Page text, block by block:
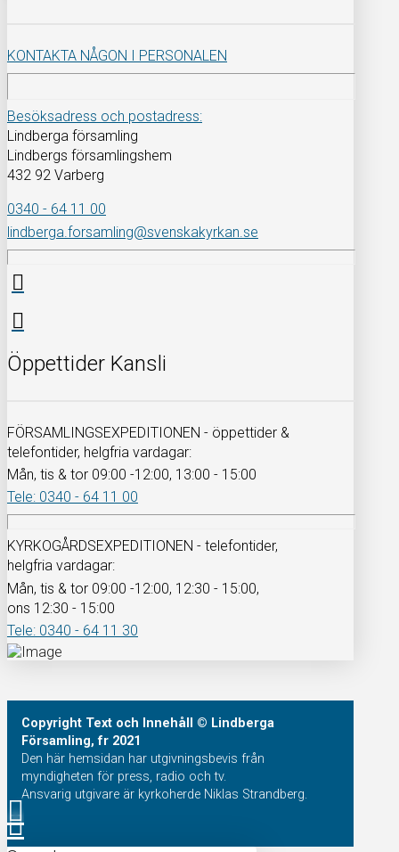
KONTAKTA NÅGON I PERSONALEN
Besöksadress och postadress:
Lindberga församling
Lindbergs församlingshem
432 92 Varberg
0340 - 64 11 00
lindberga.forsamling@svenskakyrkan.se
Öppettider Kansli
FÖRSAMLINGSEXPEDITIONEN - öppettider &
telefontider, helgfria vardagar:
Mån, tis & tor 09:00 -12:00, 13:00 - 15:00
Tele: 0340 - 64 11 00
KYRKOGÅRDSEXPEDITIONEN - telefontider,
helgfria vardagar:
Mån, tis & tor 09:00 -12:00, 12:30 - 15:00,
ons 12:30 - 15:00
Tele: 0340 - 64 11 30
Copyright Text och Innehåll
© Lindberga
Församling, fr 2021
Den här hemsidan har utgivningsbevis från
myndigheten för press, radio och tv.
Ansvarig utgivare är kyrkoherde Niklas Strandberg.